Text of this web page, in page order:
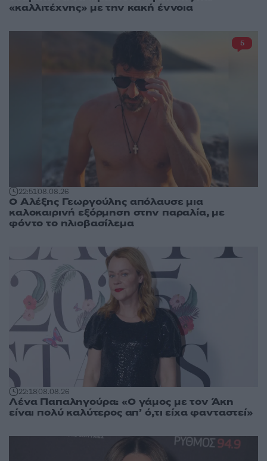
«καλλιτέχνης» με την κακή έννοια
22:5108.08.26
Ο Αλέξης Γεωργούλης απόλαυσε μια
καλοκαιρινή εξόρμηση στην παραλία, με
φόντο το ηλιοβασίλεμα
5
22:1808.08.26
Λένα Παπαληγούρα: «Ο γάμος με τον Άκη
είναι πολύ καλύτερος απ’ ό,τι είχα φανταστεί»